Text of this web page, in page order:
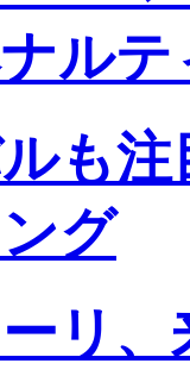
ル
も
グ
リ